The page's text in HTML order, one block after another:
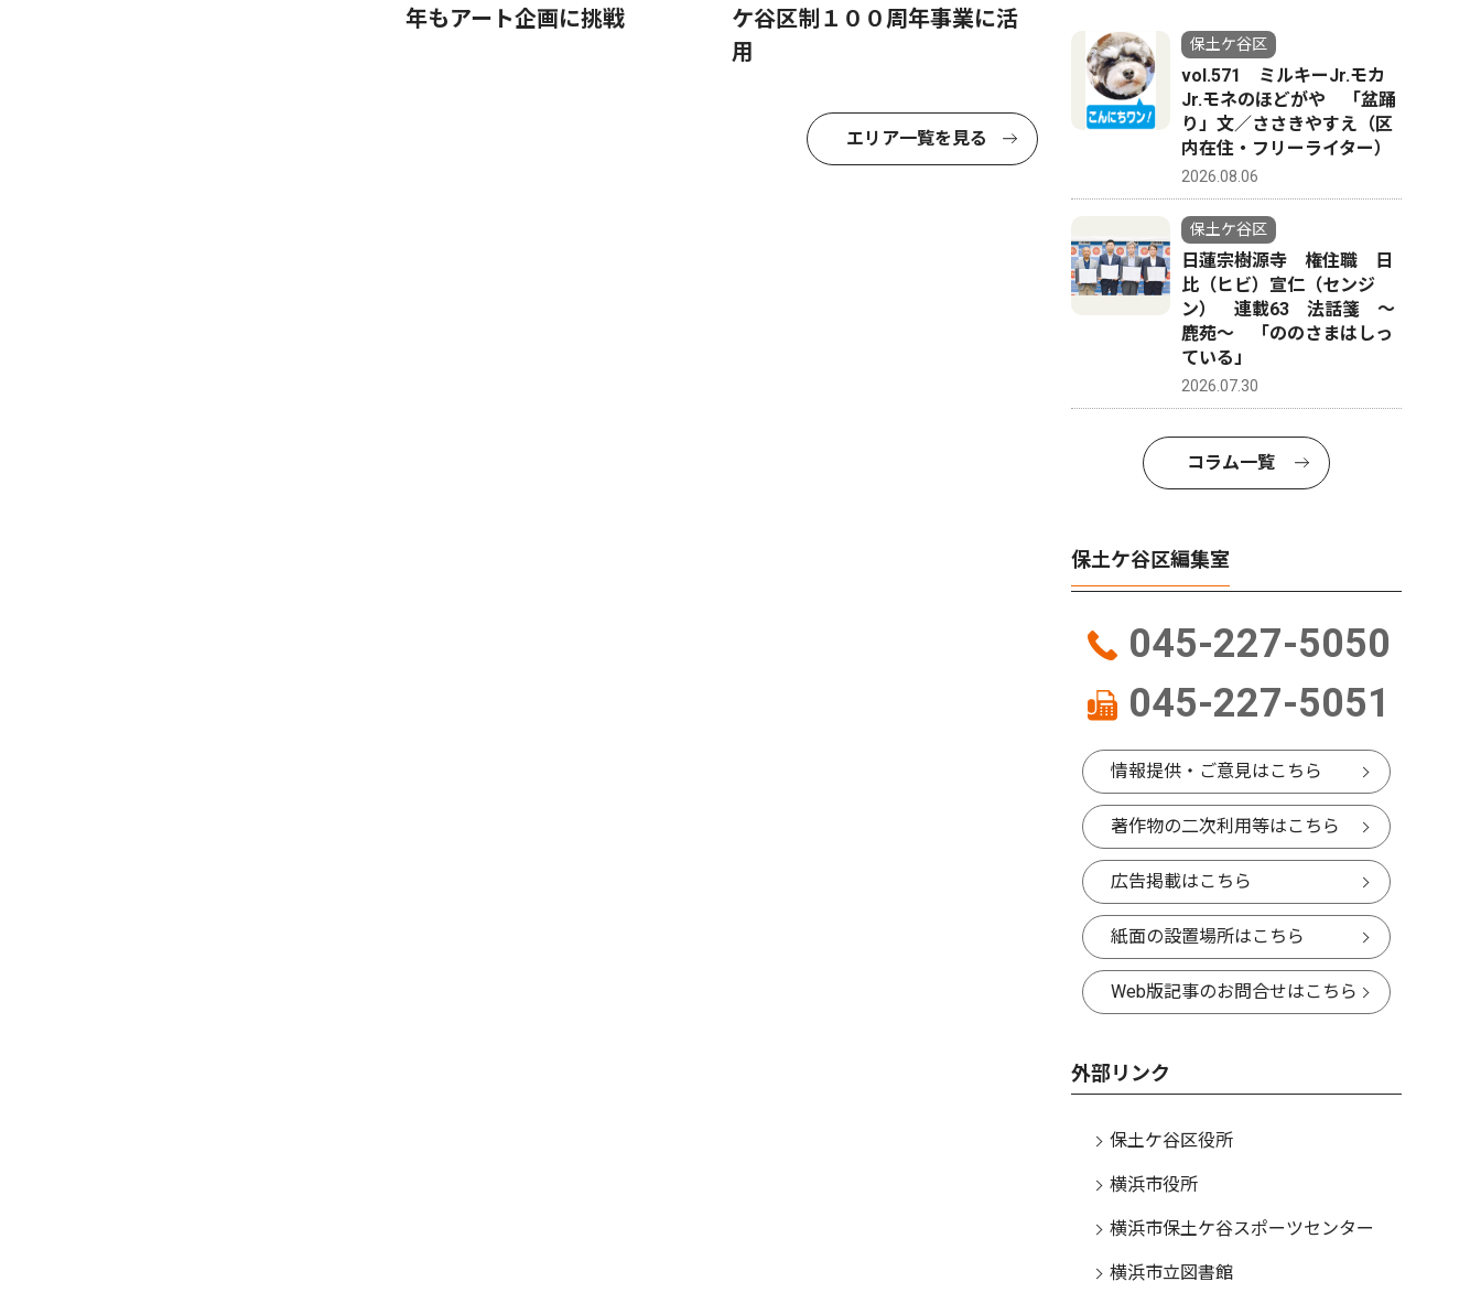
年もアート企画に挑戦
ケ谷区制１００周年事業に活
用
エリア一覧を見る
保土ケ谷区
vol.571 ミルキーJr.モカ
Jr.モネのほどがや 「盆踊
り」文／ささきやすえ（区
内在住・フリーライター）
2026.08.06
保土ケ谷区
日蓮宗樹源寺 権住職 日
比（ヒビ）宣仁（センジ
ン） 連載63 法話箋 〜
鹿苑〜 「ののさまはしっ
ている」
2026.07.30
コラム一覧
保土ケ谷区編集室
045-227-5050
045-227-5051
情報提供・ご意見はこちら
著作物の二次利用等はこちら
広告掲載はこちら
紙面の設置場所はこちら
Web版記事のお問合せはこちら
外部リンク
保土ケ谷区役所
横浜市役所
横浜市保土ケ谷スポーツセンター
横浜市立図書館